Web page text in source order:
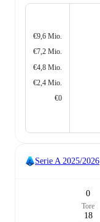
€9,6 Mio.
€7,2 Mio.
€4,8 Mio.
€2,4 Mio.
€0
Serie A 2025/2026
0
Tore
18